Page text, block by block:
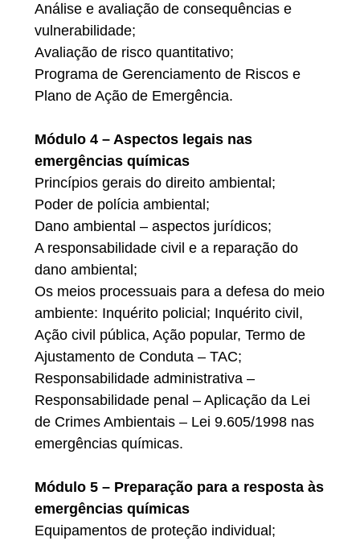
Análise e avaliação de consequências e
vulnerabilidade;
Avaliação de risco quantitativo;
Programa de Gerenciamento de Riscos e
Plano de Ação de Emergência.
Módulo 4 – Aspectos legais nas
emergências químicas
Princípios gerais do direito ambiental;
Poder de polícia ambiental;
Dano ambiental – aspectos jurídicos;
A responsabilidade civil e a reparação do
dano ambiental;
Os meios processuais para a defesa do meio
ambiente: Inquérito policial; Inquérito civil,
Ação civil pública, Ação popular, Termo de
Ajustamento de Conduta – TAC;
Responsabilidade administrativa –
Responsabilidade penal – Aplicação da Lei
de Crimes Ambientais – Lei 9.605/1998 nas
emergências químicas.
Módulo 5 – Preparação para a resposta às
emergências químicas
Equipamentos de proteção individual;